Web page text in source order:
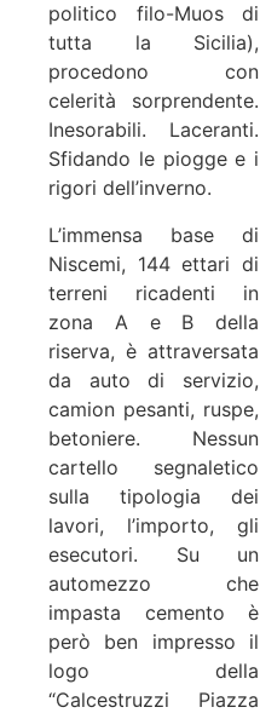
politico filo-Muos di
tutta la Sicilia),
procedono con
celerità sorprendente.
Inesorabili. Laceranti.
Sfidando le piogge e i
rigori dell’inverno.
L’immensa base di
Niscemi, 144 ettari di
terreni ricadenti in
zona A e B della
riserva, è attraversata
da auto di servizio,
camion pesanti, ruspe,
betoniere. Nessun
cartello segnaletico
sulla tipologia dei
lavori, l’importo, gli
esecutori. Su un
automezzo che
impasta cemento è
però ben impresso il
logo della
“Calcestruzzi Piazza